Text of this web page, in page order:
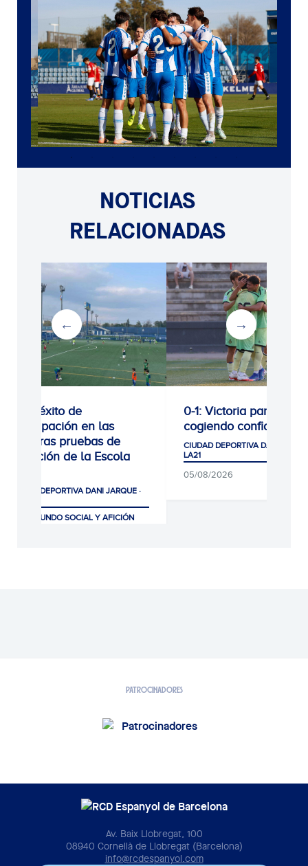
NOTICIAS
RELACIONADAS
Gran éxito de
participación en las
primeras pruebas de
selección de la Escola
CIUDAD DEPORTIVA DANI JARQUE ·
CLUB, MUNDO SOCIAL Y AFICIÓN
0-1: Victoria para
cogiendo confianza
CIUDAD DEPORTIVA DANI
LA21
05/08/2026
PATROCINADORES
Av. Baix Llobregat, 100
08940 Cornellà de Llobregat (Barcelona)
info@rcdespanyol.com